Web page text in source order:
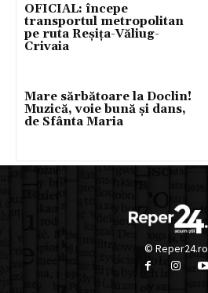
OFICIAL: începe
transportul metropolitan
pe ruta Reșița-Văliug-
Crivaia
Mare sărbătoare la Doclin!
Muzică, voie bună și dans,
de Sfânta Maria
© Reper24.ro